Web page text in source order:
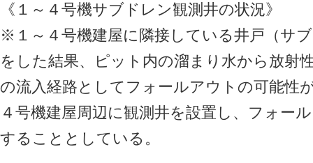
《１～４号機サブドレン観測井の状況》
※１～４号機建屋に隣接している井戸（サ
をした結果、ピット内の溜まり水から放射
の流入経路としてフォールアウトの可能性
４号機建屋周辺に観測井を設置し、フォー
することとしている。